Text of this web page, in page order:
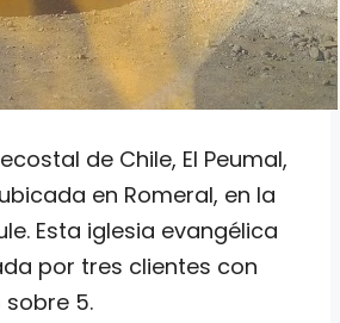
de Chile, El Peumal,
en Romeral, en la
Esta iglesia evangélica
por tres clientes con
5.